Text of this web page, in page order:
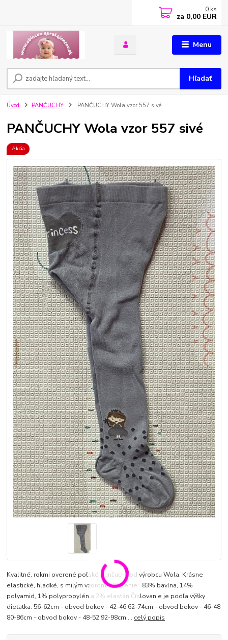
Menu
Hľadať
0 ks
za 0,00 EUR
Úvod PANČUCHY PANČUCHY Wola vzor 557 sivé
PANČUCHY Wola vzor 557 sivé
Akcia
Kvalitné, rokmi overené poľské pančuchy od výrobcu Wola. Krásne
elastické, hladké, s milým vzorom. Zloženie: 83% bavlna, 14%
polyamid, 1% polypropylén a 2% elastán Číslovanie je podľa výšky
dieťatka: 56-62cm - obvod bokov - 42-46 62-74cm - obvod bokov - 46-48
80-86cm - obvod bokov - 48-52 92-98cm ... celý popis